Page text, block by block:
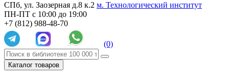
СПб, ул. Заозерная д.8 к.2 м. Технологический институт
ПН-ПТ с 10:00 до 19:00
+7 (812) 988-48-70
(0)
Каталог товаров